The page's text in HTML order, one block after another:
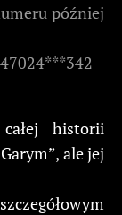
później
historii
ale jej